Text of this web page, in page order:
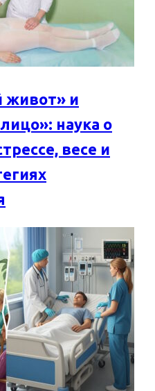
живот» и
наука о
весе и